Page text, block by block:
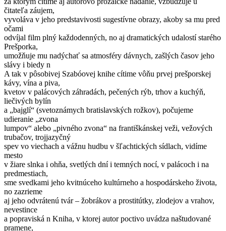
čitateľa záujem,
vyvoláva v jeho predstavivosti sugestívne obrazy, akoby sa mu pred
očami
odvíjal film plný každodenných, no aj dramatických udalostí starého
Prešporka,
umožňuje mu nadýchať sa atmosféry dávnych, zašlých časov jeho
slávy i biedy n
A tak v pôsobivej Szabóovej knihe cítime vôňu prvej prešporskej
kávy, vína a piva,
kvetov v palácových záhradách, pečených rýb, trhov a kuchýň,
liečivých bylín
a „bajglí“ (svetoznámych bratislavských rožkov), počujeme
udieranie „zvona
lumpov“ alebo „pivného zvona“ na františkánskej veži, vežových
trubačov, trojjazyčný
spev vo viechach a vážnu hudbu v šľachtických sídlach, vidíme
mesto
v žiare slnka i ohňa, svetlých dní i temných nocí, v palácoch i na
predmestiach,
sme svedkami jeho kvitnúceho kultúrneho a hospodárskeho života,
no zazrieme
aj jeho odvrátenú tvár – žobrákov a prostitútky, zlodejov a vrahov,
nevestince
a popraviská n Kniha, v ktorej autor poctivo uvádza naštudované
pramene,